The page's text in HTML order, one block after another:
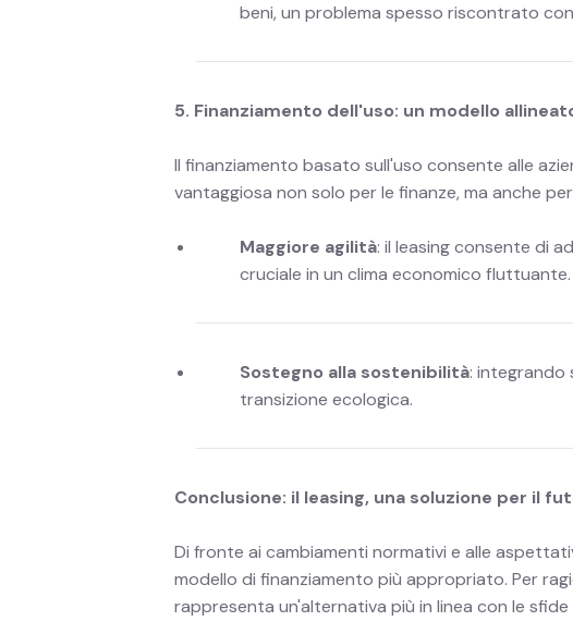
beni, un problema spesso riscontrato con
5. Finanziamento dell'uso: un modello
Il finanziamento basato sull'uso consente alle
vantaggiosa non solo per le finanze, ma anche
Maggiore agilità: il leasing consente di
cruciale in un clima economico fluttuante.
Sostegno alla sostenibilità: integrando
transizione ecologica.
Conclusione: il leasing, una soluzione per il
Di fronte ai cambiamenti normativi e alle
modello di finanziamento più appropriato. Per
rappresenta un'alternativa più in linea con le